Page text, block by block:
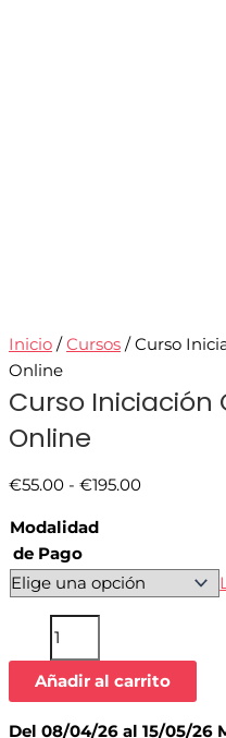
Inicio /Cursos / Curso
Online
Curso Iniciación
Online
€55.00 - €195.00
Modalidad
de Pago
Añadir al carrito
Del 08/04/26 al 15/05/26